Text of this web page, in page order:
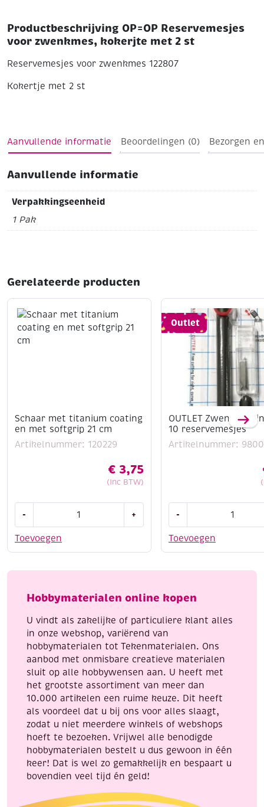
Productbeschrijving OP=OP Reservemesjes
voor zwenkmes, kokerjte met 2 st
Reservemesjes voor zwenkmes 122807
Kokertje met 2 st
Aanvullende informatie Beoordelingen (0) Bezorgen
Aanvullende informatie
Verpakkingseenheid
1 Pak
Gerelateerde producten
Schaar met titanium coating
en met softgrip 21 cm
Artikelnummer: 120229
€ 3,75
(Inc BTW)
Toevoegen
-
titanium
met
aantal
+
Outlet
OUTLET Zwenkmes
10 reservemesjes
Artikelnummer:
Toevoegen
-
inclusief
aantal
Hobbymaterialen online kopen
U vindt als zakelijke of particuliere klant alles
in onze webshop, variërend van
hobbymaterialen tot Tekenmaterialen. Ons
aanbod met onmisbare creatieve materialen
sluit op alle hobbywensen aan. U heeft met
het grootste assortiment van meer dan
10.000 artikelen een ruime keuze. Dit heeft
als voordeel dat u bij ons voor alles slaagt,
zodat u niet meerdere winkels of webshops
hoeft te bezoeken. Vrijwel alle benodigde
hobbymaterialen bestelt u dus gewoon in één
keer! Dat is wel zo gemakkelijk en bespaart u
bovendien veel tijd én geld!